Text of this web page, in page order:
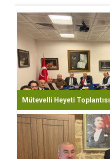
Mütevelli Heyeti Toplantısı